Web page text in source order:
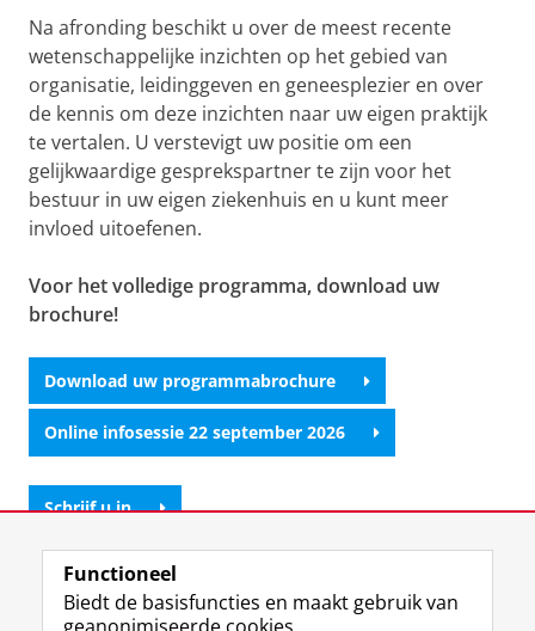
Na afronding beschikt u over de meest recente
wetenschappelijke inzichten op het gebied van
organisatie, leidinggeven en geneesplezier en over
de kennis om deze inzichten naar uw eigen praktijk
te vertalen. U verstevigt uw positie om een
gelijkwaardige gesprekspartner te zijn voor het
bestuur in uw eigen ziekenhuis en u kunt meer
invloed uitoefenen.
Voor het volledige programma, download uw
brochure!
Download uw programmabrochure
Online infosessie 22 september 2026
Schrijf u in
Neem contact op
Functioneel
Biedt de basisfuncties en maakt gebruik van